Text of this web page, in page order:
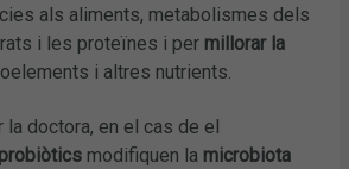
als aliments, metabolismes dels
i les proteïnes i per millorar la
i altres nutrients.
la doctora, en el cas de el
probiòtics modifiquen la microbiota